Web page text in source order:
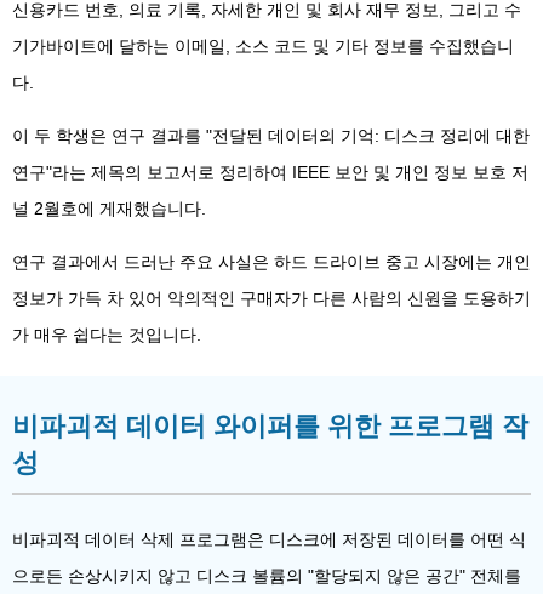
신용카드 번호, 의료 기록, 자세한 개인 및 회사 재무 정보, 그리고 수
기가바이트에 달하는 이메일, 소스 코드 및 기타 정보를 수집했습니
다.
이 두 학생은 연구 결과를 "전달된 데이터의 기억: 디스크 정리에 대한
연구"라는 제목의 보고서로 정리하여 IEEE 보안 및 개인 정보 보호 저
널 2월호에 게재했습니다.
연구 결과에서 드러난 주요 사실은 하드 드라이브 중고 시장에는 개인
정보가 가득 차 있어 악의적인 구매자가 다른 사람의 신원을 도용하기
가 매우 쉽다는 것입니다.
비파괴적 데이터 와이퍼를 위한 프로그램 작
성
비파괴적 데이터 삭제 프로그램은 디스크에 저장된 데이터를 어떤 식
으로든 손상시키지 않고 디스크 볼륨의 "할당되지 않은 공간" 전체를